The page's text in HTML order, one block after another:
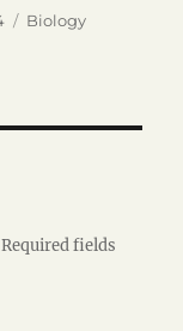
Categories
Biology
Required fields